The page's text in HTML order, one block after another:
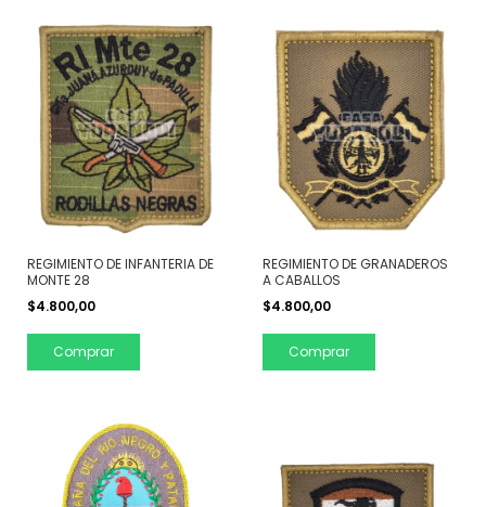
REGIMIENTO DE INFANTERIA DE
MONTE 28
$4.800,00
Comprar
REGIMIENTO DE GRANADEROS
A CABALLOS
$4.800,00
Comprar